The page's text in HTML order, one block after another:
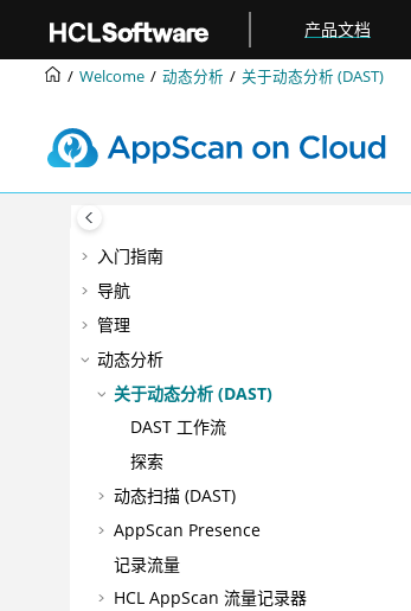
产品文档
Welcome 动态分析 关于动态分析 (DAST)
入门指南
导航
管理
动态分析
关于动态分析 (DAST)
DAST 工作流
探索
动态扫描 (DAST)
AppScan Presence
记录流量
HCL AppScan 流量记录器